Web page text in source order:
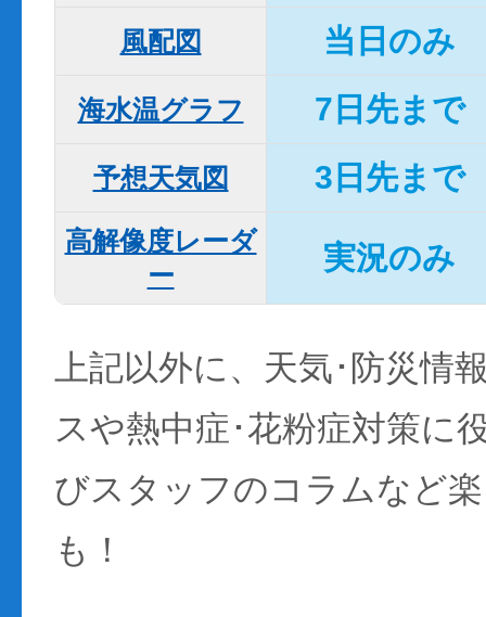
風配図 当日のみ
海水温グラフ 7日先まで
予想天気図 3日先まで
高解像度レーダ
ー
実況のみ
上記以外に、天気･防災情
スや熱中症･花粉症対策に
びスタッフのコラムなど
も！